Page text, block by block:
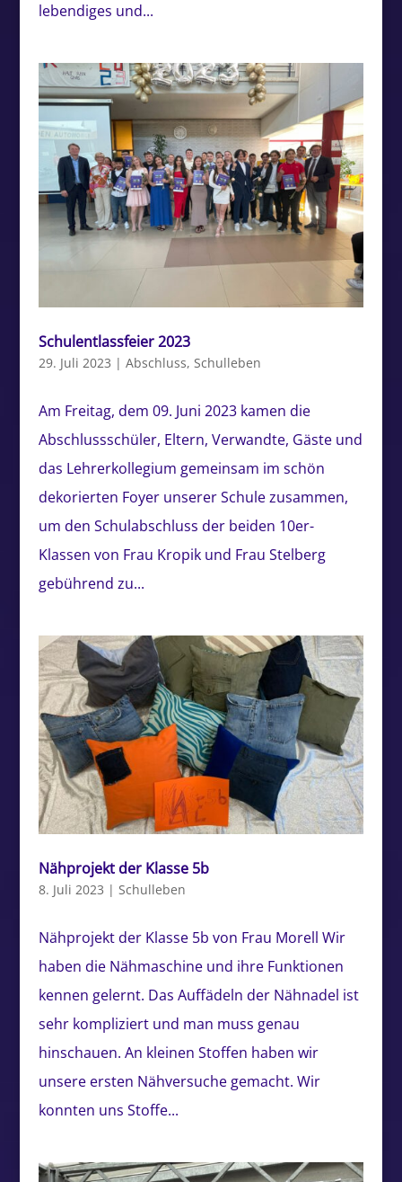
lebendiges und...
Schulentlassfeier 2023
29. Juli 2023 | Abschluss, Schulleben
Am Freitag, dem 09. Juni 2023 kamen die
Abschlussschüler, Eltern, Verwandte, Gäste und
das Lehrerkollegium gemeinsam im schön
dekorierten Foyer unserer Schule zusammen,
um den Schulabschluss der beiden 10er-
Klassen von Frau Kropik und Frau Stelberg
gebührend zu...
Nähprojekt der Klasse 5b
8. Juli 2023 | Schulleben
Nähprojekt der Klasse 5b von Frau Morell Wir
haben die Nähmaschine und ihre Funktionen
kennen gelernt. Das Auffädeln der Nähnadel ist
sehr kompliziert und man muss genau
hinschauen. An kleinen Stoffen haben wir
unsere ersten Nähversuche gemacht. Wir
konnten uns Stoffe...